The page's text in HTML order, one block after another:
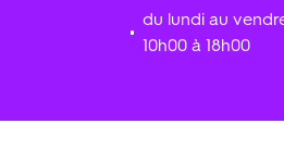
du lundi au
10h00 à 18h00